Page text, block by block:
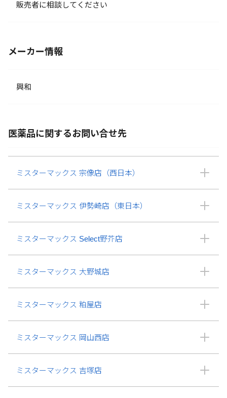
販売者に相談してください
メーカー情報
興和
医薬品に関するお問い合せ先
ミスターマックス 宗像店（西日本）
ミスターマックス 伊勢崎店（東日本）
ミスターマックス Select野芥店
ミスターマックス 大野城店
ミスターマックス 粕屋店
ミスターマックス 岡山西店
ミスターマックス 吉塚店